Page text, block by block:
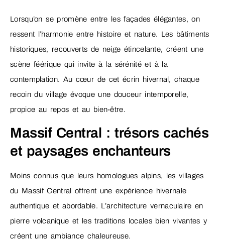
Lorsqu’on se promène entre les façades élégantes, on
ressent l’harmonie entre histoire et nature. Les bâtiments
historiques, recouverts de neige étincelante, créent une
scène féérique qui invite à la sérénité et à la
contemplation. Au cœur de cet écrin hivernal, chaque
recoin du village évoque une douceur intemporelle,
propice au repos et au bien-être.
Massif Central : trésors cachés
et paysages enchanteurs
Moins connus que leurs homologues alpins, les villages
du Massif Central offrent une expérience hivernale
authentique et abordable. L’architecture vernaculaire en
pierre volcanique et les traditions locales bien vivantes y
créent une ambiance chaleureuse.